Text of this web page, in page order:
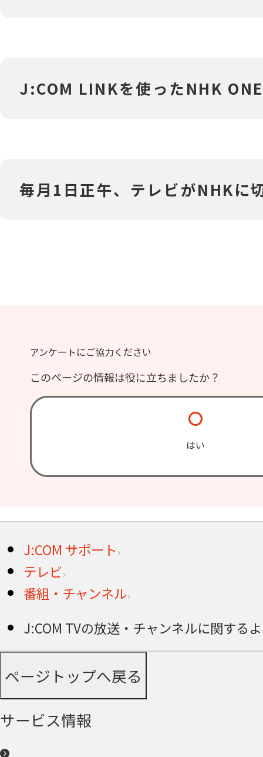
‎J:COM LINKを使ったNHK
毎月1日正午、テレビがNHKに
アンケートにご協力ください
このページの情報は役に立ちましたか？
はい
J:COM サポート
テレビ
番組・チャンネル
J:COM TVの放送・チャンネルに関する
ページトップへ戻る
サービス情報